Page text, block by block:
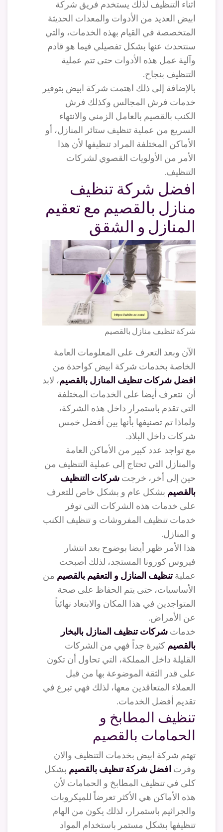
اثناء التنظيف لذلك يستخدم فريق شركة
ابيض العديد من الأدوات والمعدات الحديثة
المتخصصة في القيام بهذه الخدمات، والتي
سنتحدث عنها بشكل تفصيلي فيما هو قادم
وآلية عمل هذه الأدوات حتى تتم عملية
التنظيف بنجاح.
بالإضافة إلى ذلك اهتمت شركة ابيض بتوفير
خدمات فرش المجالس وكذلك فرش
الكنب بالقصيم بالعامل الزمني والانتهاء
السريع من عملية تنظيف ستائر المنازل، أو
الأماكن المختلفة المراد تنظيفها لأن هذا
الأمر من الأولويات القصوي لشركات
التنظيف.
افضل شركة تنظيف
منازل بالقصيم مع تعقيم
المنازل و الشقق
شركة تنظيف منازل بالقصيم
الآن وبعد التعرف على المعلومات العامة
الخاصة بخدمات شركة ابيض كواحدة من
افضل شركات تنظيف المنازل بالقصيم، لابد
أن نتعرف أيضا على الخدمات المختلفة
التي تقدم باستمرار داخل هذه الشركة،
ولماذا تم تصنيفها بأنها بين أفضل خمس
شركات داخل البلاد.
مع تواجد عدد كبير من الأماكن العامة
والمنازل التي تحتاج إلى عملية التنظيف من
حين إلى أخر، خرجت شركات التنظيف
بالقصيم بشكل عام و بشكل خاص للتعرف
على خدمات هذه الشركات التى توفر
خدمات تنظيف المفروشات و تنظيف الكنب
و المنازل.
هذا الأمر ظهر أيضا بوضوح بعد انتشار
فيروس كورونا المستجد، لذلك أصبحت
عمليةتنظيف المنازل و التعقيم بالقصيم من
الأساسيات، حتى يتم الحفاظ على صحة
المتواجدين في هذا المكان والابتعاد نهائياً
عن الأمراض.
خدمات شركات تنظيف المنازل بالبخار
بالقصيم كثيرة جداً فهي من الشركات
القليلة داخل المملكة، التي تحاول أن تكون
على قدر الثقة الموضوعة بها من قبل
العملاء المتعاقدين معها، لذلك فهي تبرع في
تقديم أفضل الخدمات.
تنظيف المطابخ و
الحمامات بالقصيم
تهتم شركة ابيض بخدمات التنظيف والان
وفرت افضل شركة تنظيف بالقصيم بشكل
كلى في تنظيف المطابخ و الحمامات لأن
هذه الأماكن هي الأكثر تعرضاً للميكروبات
والجراثيم باستمرار، لذلك يكون من الهام
تنظيفها بشكل مستمر باستخدام المواد